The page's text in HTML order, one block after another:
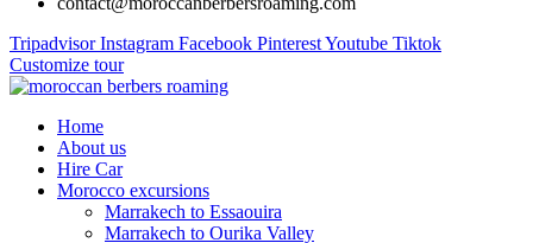
Tripadvisor Instagram Facebook PinterestYoutube Tiktok
Customize tour
Home
About us
Hire Car
Morocco excursions
Marrakech to Essaouira
Marrakech to Ourika Valley